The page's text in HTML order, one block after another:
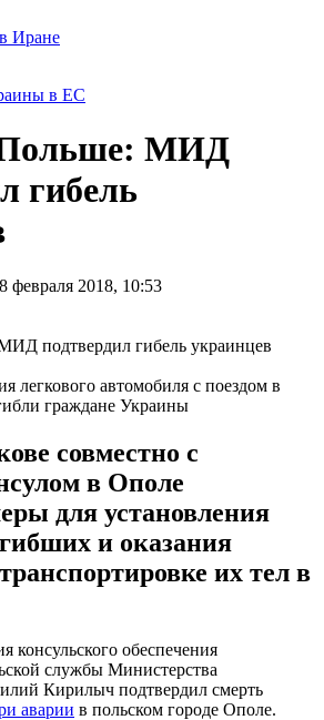
Иране
в ЕС
МИД
гибель
февраля 2018, 10:53
легкового автомобиля с поездом в
граждане Украины
совместно с
в Ополе
для установления
и оказания
их тел в
консульского обеспечения
службы Министерства
Кирилыч подтвердил смерть
аварии в польском городе Ополе.